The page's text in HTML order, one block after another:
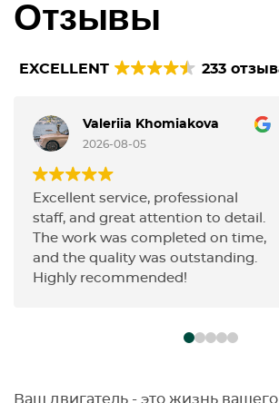
Отзывы
EXCELLENT 233
Valeriia Khomiakova
2026-08-05
Excellent service, professional
staff, and great attention to detail.
The work was completed on time,
and the quality was outstanding.
Highly recommended!
Ваш двигатель - это жизнь